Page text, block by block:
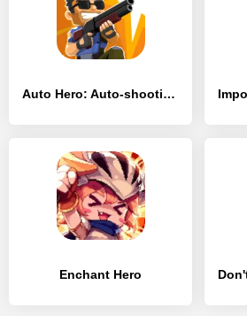
Auto Hero: Auto-shooting game
Enchant Hero